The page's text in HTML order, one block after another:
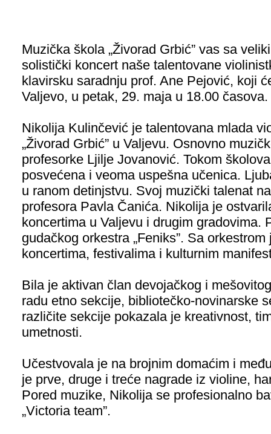
Muzička škola „Živorad Grbić” vas sa
solistički koncert naše talentovane
klavirsku saradnju prof. Ane Pejović, koji
Valjevo, u petak, 29. maja u 18.00 časova.
Nikolija Kulinčević je talentovana mlada
„Živorad Grbić” u Valjevu. Osnovno
profesorke Ljilje Jovanović. Tokom
posvećena i veoma uspešna učenica.
u ranom detinjstvu. Svoj muzički talenat
profesora Pavla Čanića. Nikolija je
koncertima u Valjevu i drugim gradovima.
gudačkog orkestra „Feniks”. Sa
koncertima, festivalima i kulturnim
Bila je aktivan član devojačkog i
radu etno sekcije, bibliotečko-novinarske
različite sekcije pokazala je kreativnost,
umetnosti.
Učestvovala je na brojnim domaćim i
je prve, druge i treće nagrade iz violine,
Pored muzike, Nikolija se profesionalno
„Victoria team”.